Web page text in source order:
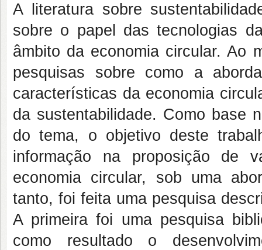
A literatura sobre
sobre o papel das tecnologias
âmbito da economia circular. Ao
pesquisas sobre como a
características da economia
da sustentabilidade. Como base
do tema, o objetivo deste
informação na proposição de
economia circular, sob uma
tanto, foi feita uma pesquisa
A primeira foi uma pesquisa
como resultado o